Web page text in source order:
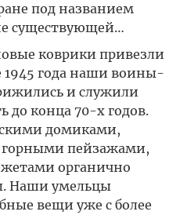
под названием
существующей…
коврики привезли
года наши воины-
и служили
до конца 70-х годов.
домиками,
пейзажами,
органично
Наши умельцы
вещи уже с более